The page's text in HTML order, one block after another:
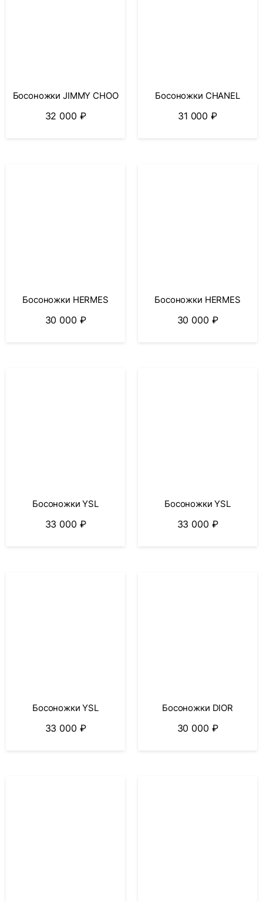
Босоножки JIMMY CHOO
32 000 ₽
Босоножки CHANEL
31 000₽
Босоножки HERMES
30 000 ₽
Босоножки HERMES
30 000 ₽
Босоножки YSL
33 000 ₽
Босоножки YSL
33 000 ₽
Босоножки YSL
33 000 ₽
Босоножки DIOR
30 000 ₽